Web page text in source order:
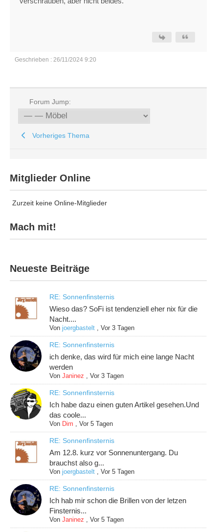
Geschrieben : 26/11/2024 9:20
Forum Jump:
Vorheriges Thema
Mitglieder Online
Zurzeit keine Online-Mitglieder
Mach mit!
Neueste Beiträge
RE: Sonnenfinsternis
Wieso das? SoFi ist tendenziell eher nix für die
Nacht....
Vonjoergbastelt ,Vor 3 Tagen
RE: Sonnenfinsternis
ich denke, das wird für mich eine lange Nacht
werden
VonJaninez ,Vor 3 Tagen
RE: Sonnenfinsternis
Ich habe dazu einen guten Artikel gesehen.Und
das coole...
Von Dim ,Vor 5 Tagen
RE: Sonnenfinsternis
Am 12.8. kurz vor Sonnenuntergang. Du
brauchst also g...
Vonjoergbastelt ,Vor 5 Tagen
RE: Sonnenfinsternis
Ich hab mir schon die Brillen von der letzen
Finsternis...
VonJaninez ,Vor 5 Tagen